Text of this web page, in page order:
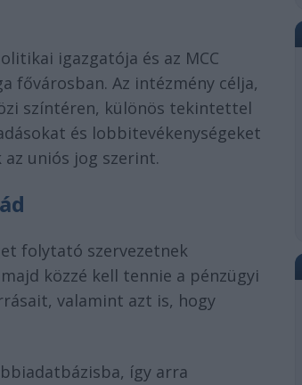
igazgatója és az MCC
fővárosban. Az intézmény célja,
színtéren, különös tekintettel
és lobbitevékenységeket
uniós jog szerint.
folytató szervezetnek
közzé kell tennie a pénzügyi
valamint azt is, hogy
így arra